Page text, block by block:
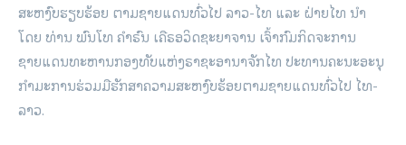
ສະຫງົບຮຽບຮ້ອຍ ຕາມຊາຍແດນທົ່ວໄປ ລາວ-ໄທ ແລະ ຝ່າຍໄທ ນຳ
ໂດຍ ທ່ານ ພົນໂທ ຄຳຣົນ ເຄືຣອວິດຊະຍາຈານ ເຈົ້າກົມກິດຈະການ
ຊາຍແດນທະຫານກອງທັບແຫ່ງຣາຊະອານາຈັກໄທ ປະທານຄະນະອະນຸ
ກຳມະການຮ່ວມມືຮັກສາຄວາມສະຫງົບຮ້ອຍຕາມຊາຍແດນທົ່ວໄປ ໄທ-
ລາວ.